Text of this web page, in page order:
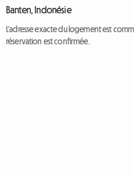
Banten, Indonésie
L'adresse exacte du logement est
réservation est confirmée.